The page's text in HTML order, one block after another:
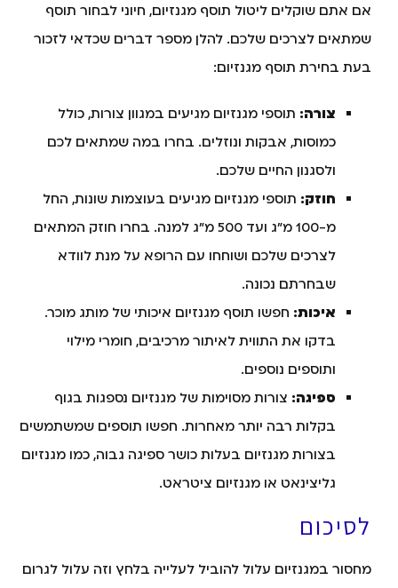
אם אתם שוקלים ליטול תוסף מגנזיום, חיוני לבחור תוסף
שמתאים לצרכים שלכם. להלן מספר דברים שכדאי לזכור
בעת בחירת תוסף מגנזיום:
צורה: תוספי מגנזיום מגיעים במגוון צורות, כולל
כמוסות, אבקות ונוזלים. בחרו במה שמתאים לכם
ולסגנון החיים שלכם.
חוזק: תוספי מגנזיום מגיעים בעוצמות שונות, החל
מ-100 מ"ג ועד 500 מ"ג למנה. בחרו חוזק המתאים
לצרכים שלכם ושוחחו עם הרופא על מנת לוודא
שבחרתם נכונה.
איכות: חפשו תוסף מגנזיום איכותי של מותג מוכר.
בדקו את התווית לאיתור מרכיבים, חומרי מילוי
ותוספים נוספים.
ספיגה: צורות מסוימות של מגנזיום נספגות בגוף
בקלות רבה יותר מאחרות. חפשו תוספים שמשתמשים
בצורות מגנזיום בעלות כושר ספיגה גבוה, כמו מגנזיום
גליצינאט או מגנזיום ציטראט.
לסיכום
מחסור במגנזיום עלול להוביל לעלייה בלחץ וזה עלול לגרום